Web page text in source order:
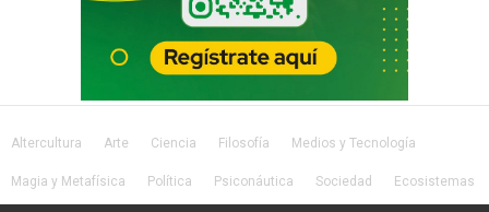
Altercultura Arte Ciencia Filosofía Medios y Tecnología
Magia y Metafísica Política Psiconáutica Sociedad Ecosistemas